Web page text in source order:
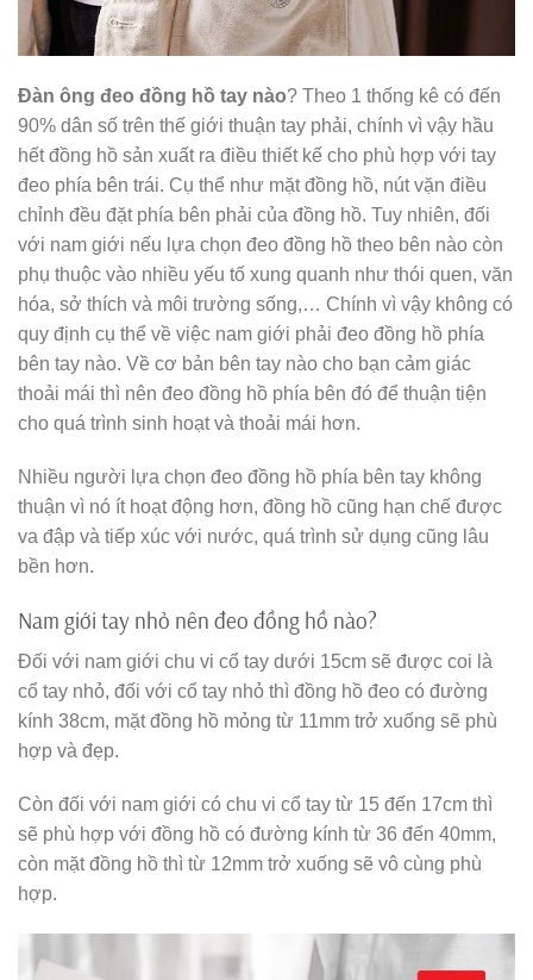
Đàn ông đeo đồng hồ tay nào? Theo 1 thống kê có đến
90% dân số trên thế giới thuận tay phải, chính vì vậy hầu
hết đồng hồ sản xuất ra điều thiết kế cho phù hợp với tay
đeo phía bên trái. Cụ thể như mặt đồng hồ, nút vặn điều
chỉnh đều đặt phía bên phải của đồng hồ. Tuy nhiên, đối
với nam giới nếu lựa chọn đeo đồng hồ theo bên nào còn
phụ thuộc vào nhiều yếu tố xung quanh như thói quen, văn
hóa, sở thích và môi trường sống,… Chính vì vậy không có
quy định cụ thể về việc nam giới phải đeo đồng hồ phía
bên tay nào. Về cơ bản bên tay nào cho bạn cảm giác
thoải mái thì nên đeo đồng hồ phía bên đó để thuận tiện
cho quá trình sinh hoạt và thoải mái hơn.
Nhiều người lựa chọn đeo đồng hồ phía bên tay không
thuận vì nó ít hoạt động hơn, đồng hồ cũng hạn chế được
va đập và tiếp xúc với nước, quá trình sử dụng cũng lâu
bền hơn.
Nam giới tay nhỏ nên đeo đồng hồ nào?
Đối với nam giới chu vi cổ tay dưới 15cm sẽ được coi là
cổ tay nhỏ, đối với cổ tay nhỏ thì đồng hồ đeo có đường
kính 38cm, mặt đồng hồ mỏng từ 11mm trở xuống sẽ phù
hợp và đẹp.
Còn đối với nam giới có chu vi cổ tay từ 15 đến 17cm thì
sẽ phù hợp với đồng hồ có đường kính từ 36 đến 40mm,
còn mặt đồng hồ thì từ 12mm trở xuống sẽ vô cùng phù
hợp.